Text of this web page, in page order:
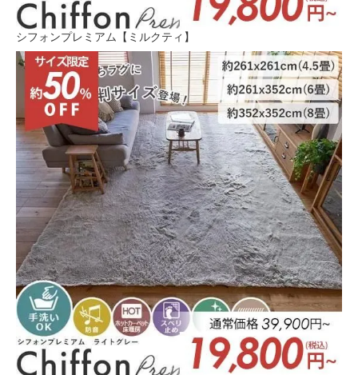
シフォンプレミアム【ミルクティ】